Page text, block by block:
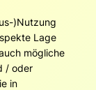
)Nutzung
Lage
mögliche
/ oder
in